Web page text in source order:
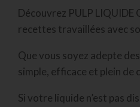
Découvrez PULP LIQUIDE
recettes travaillées avec
Que vous soyez adepte
simple, efficace et plein de
Si votre liquide n’est pas